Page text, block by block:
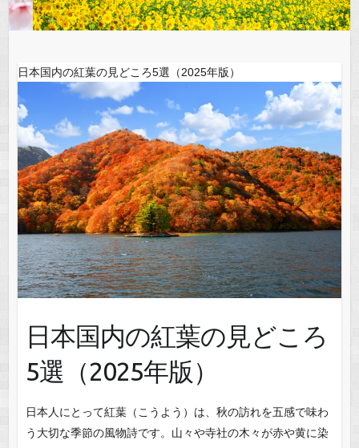
日本国内の紅葉の見どころ5選（2025年版）
日本国内の紅葉の見どころ
5選（2025年版）
日本人にとって紅葉（こうよう）は、秋の訪れを五感で味わ
う大切な季節の風物詩です。山々や寺社の木々が赤や黄に染